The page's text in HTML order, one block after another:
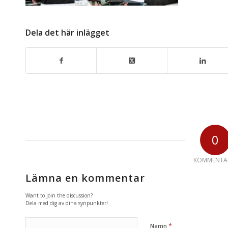
Dela det här inlägget
0
Lämna en kommentar
Want to join the discussion?
Dela med dig av dina synpunkter!
Namn *